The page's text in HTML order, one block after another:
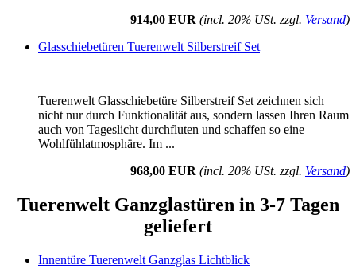
914,00 EUR (incl. 20% USt. zzgl. Versand)
Glasschiebetüren Tuerenwelt Silberstreif Set
Tuerenwelt Glasschiebetüre Silberstreif Set zeichnen sich
nicht nur durch Funktionalität aus, sondern lassen Ihren Raum
auch von Tageslicht durchfluten und schaffen so eine
Wohlfühlatmosphäre. Im ...
968,00 EUR (incl. 20% USt. zzgl. Versand)
Tuerenwelt Ganzglastüren in 3-7 Tagen
geliefert
Innentüre Tuerenwelt Ganzglas Lichtblick